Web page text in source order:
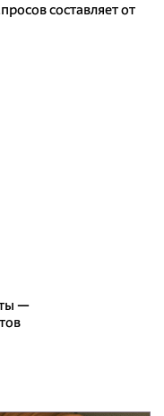
составляет от
—